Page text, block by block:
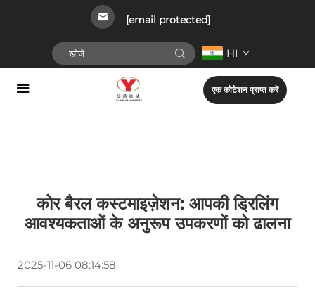
[email protected]
HI
एक कोटेशन प्राप्त करें
कोर बैरल कस्टमाइज़ेशन: आपकी ड्रिलिंग
आवश्यकताओं के अनुरूप उपकरणों को ढालना
2025-11-06 08:14:58